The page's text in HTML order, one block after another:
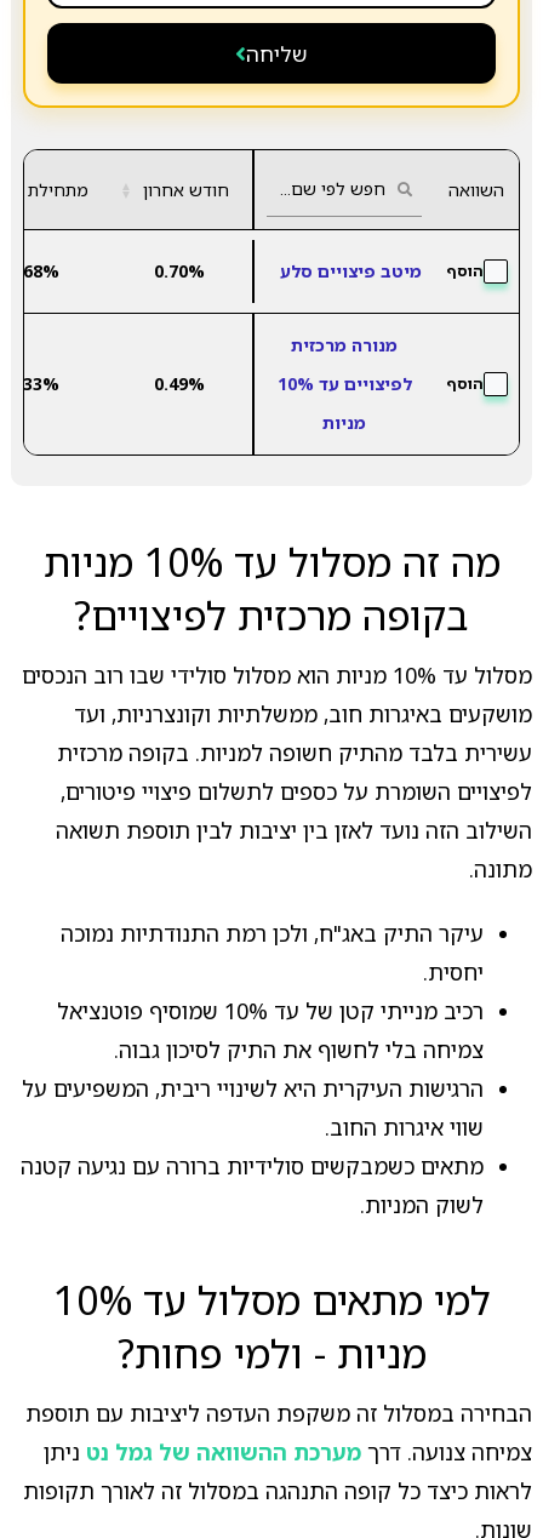
שליחה
השוואה חודש אחרון ▲
▼ מתחילת
הוסף מיטב פיצויים סלע 0.70%
2.68%
הוסף
מנורה מרכזית
לפיצויים עד 10%
מניות
0.49%
3.33%
מה זה מסלול עד 10% מניות
בקופה מרכזית לפיצויים?
מסלול עד 10% מניות הוא מסלול סולידי שבו רוב הנכסים
מושקעים באיגרות חוב, ממשלתיות וקונצרניות, ועד
עשירית בלבד מהתיק חשופה למניות. בקופה מרכזית
לפיצויים השומרת על כספים לתשלום פיצויי פיטורים,
השילוב הזה נועד לאזן בין יציבות לבין תוספת תשואה
מתונה.
עיקר התיק באג"ח, ולכן רמת התנודתיות נמוכה
יחסית.
רכיב מנייתי קטן של עד 10% שמוסיף פוטנציאל
צמיחה בלי לחשוף את התיק לסיכון גבוה.
הרגישות העיקרית היא לשינויי ריבית, המשפיעים על
שווי איגרות החוב.
מתאים כשמבקשים סולידיות ברורה עם נגיעה קטנה
לשוק המניות.
למי מתאים מסלול עד 10%
מניות - ולמי פחות?
הבחירה במסלול זה משקפת העדפה ליציבות עם תוספת
צמיחה צנועה. דרך מערכת ההשוואה של גמל נט ניתן
לראות כיצד כל קופה התנהגה במסלול זה לאורך תקופות
שונות.